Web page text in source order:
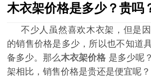
木衣架价格是多少？贵吗
不少人虽然喜欢木衣架，但是
的销售价格是多少，所以也不知道
备多少。那么木衣架价格 是多少呢
架相比，销售价格是贵还是便宜呢？